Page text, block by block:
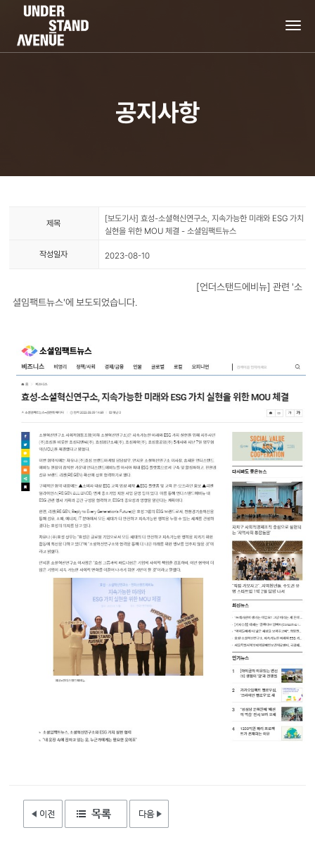
공지사항
제목
[보도기사] 효성-소셜혁신연구소, 지속가능한 미래와 ESG 가치
실현을 위한 MOU 체결 - 소셜임팩트뉴스
작성일자 2023-08-10
[언더스탠드에비뉴] 관련 '소
셜임팩트뉴스'에 보도되었습니다.